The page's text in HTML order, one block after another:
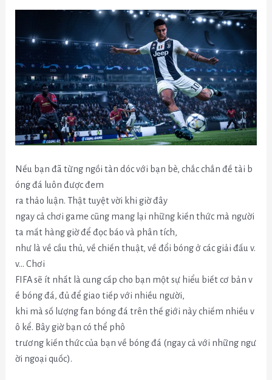
Nếu bạn đã từng ngồi tàn dóc với bạn bè, chắc chắn đề tài b
óng đá luôn được đem
ra thảo luận. Thật tuyệt vời khi giờ đây
ngay cả chơi game cũng mang lại những kiến thức mà người
ta mất hàng giờ để đọc báo và phân tích,
như là về cầu thủ, về chiến thuật, về đổi bóng ở các giải đấu v.
v… Chơi
FIFA sẽ ít nhất là cung cấp cho bạn một sự hiểu biết cơ bản v
ề bóng đá, đủ để giao tiếp với nhiều người,
khi mà số lượng fan bóng đá trên thế giới này chiếm nhiều v
ô kể. Bây giờ bạn có thể phô
trương kiến thức của bạn về bóng đá (ngay cả với những ngư
ời ngoại quốc).